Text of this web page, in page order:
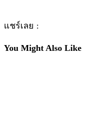
แชร์เลย :
You Might Also Like